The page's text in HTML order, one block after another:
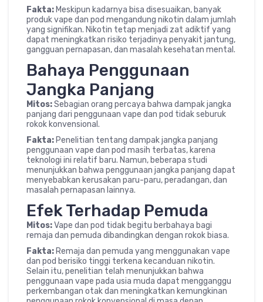
Fakta: Meskipun kadarnya bisa disesuaikan, banyak
produk vape dan pod mengandung nikotin dalam jumlah
yang signifikan. Nikotin tetap menjadi zat adiktif yang
dapat meningkatkan risiko terjadinya penyakit jantung,
gangguan pernapasan, dan masalah kesehatan mental.
Bahaya Penggunaan
Jangka Panjang
Mitos:Sebagian orang percaya bahwa dampak jangka
panjang dari penggunaan vape dan pod tidak seburuk
rokok konvensional.
Fakta: Penelitian tentang dampak jangka panjang
penggunaan vape dan pod masih terbatas, karena
teknologi ini relatif baru. Namun, beberapa studi
menunjukkan bahwa penggunaan jangka panjang dapat
menyebabkan kerusakan paru-paru, peradangan, dan
masalah pernapasan lainnya.
Efek Terhadap Pemuda
Mitos:Vape dan pod tidak begitu berbahaya bagi
remaja dan pemuda dibandingkan dengan rokok biasa.
Fakta: Remaja dan pemuda yang menggunakan vape
dan pod berisiko tinggi terkena kecanduan nikotin.
Selain itu, penelitian telah menunjukkan bahwa
penggunaan vape pada usia muda dapat mengganggu
perkembangan otak dan meningkatkan kemungkinan